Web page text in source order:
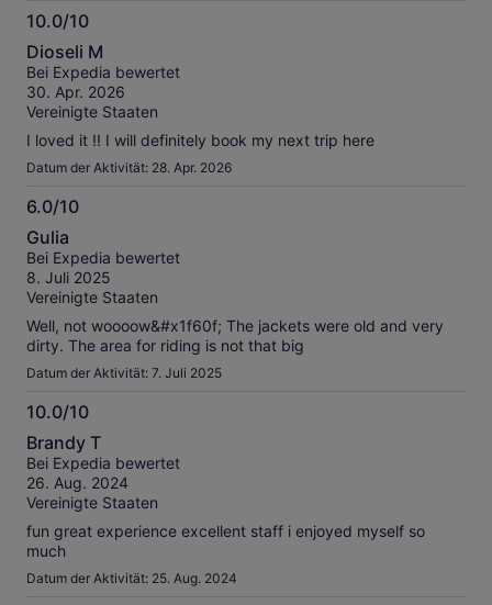
10.0/10
10.0
von
10
Dioseli M
Bei Expedia bewertet
30. Apr. 2026
Vereinigte Staaten
I loved it !! I will definitely book my next trip here
Datum der Aktivität: 28. Apr. 2026
6.0/10
6.0
von
10
Gulia
Bei Expedia bewertet
8. Juli 2025
Vereinigte Staaten
Well, not woooow&#x1f60f; The jackets were old and very
dirty. The area for riding is not that big
Datum der Aktivität: 7. Juli 2025
10.0/10
10.0
von
10
Brandy T
Bei Expedia bewertet
26. Aug. 2024
Vereinigte Staaten
fun great experience excellent staff i enjoyed myself so
much
Datum der Aktivität: 25. Aug. 2024